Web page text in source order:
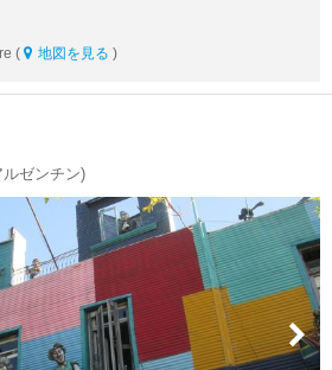
( 地図を見る )
ゼンチン)